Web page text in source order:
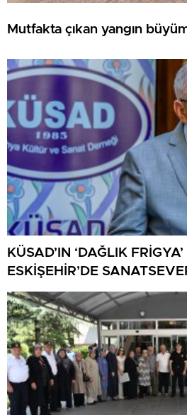
Mutfakta çıkan yangın
KÜSAD’IN ‘DAĞLIK FRİGYA’
ESKİŞEHİR’DE
BULUŞUYOR